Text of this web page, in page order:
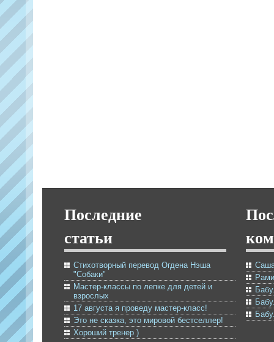
Последние
статьи
Стихотворный перевод Огдена Нэша
"Собаки"
Мастер-классы по лепке для детей и
взрослых
17 августа я проведу мастер-класс!
Это не сказка, это мировой бестселлер!
Хороший тренер )